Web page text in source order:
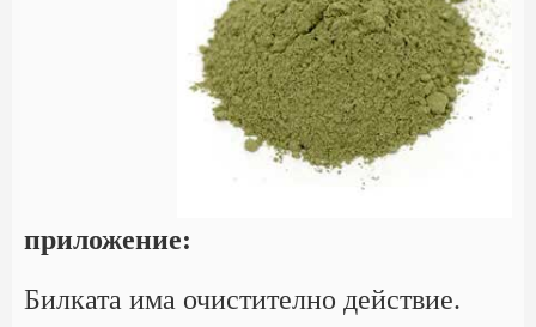
приложение:
Билката има очистително действие.